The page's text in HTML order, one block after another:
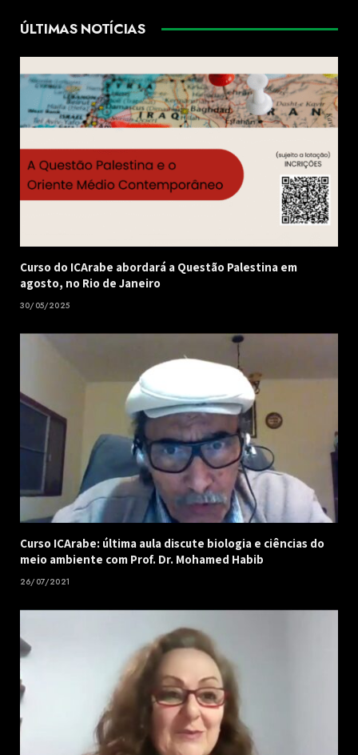
ÚLTIMAS NOTÍCIAS
Curso do ICArabe abordará a Questão Palestina em
agosto, no Rio de Janeiro
30/05/2025
Curso ICArabe: última aula discute biologia e ciências do
meio ambiente com Prof. Dr. Mohamed Habib
26/07/2021